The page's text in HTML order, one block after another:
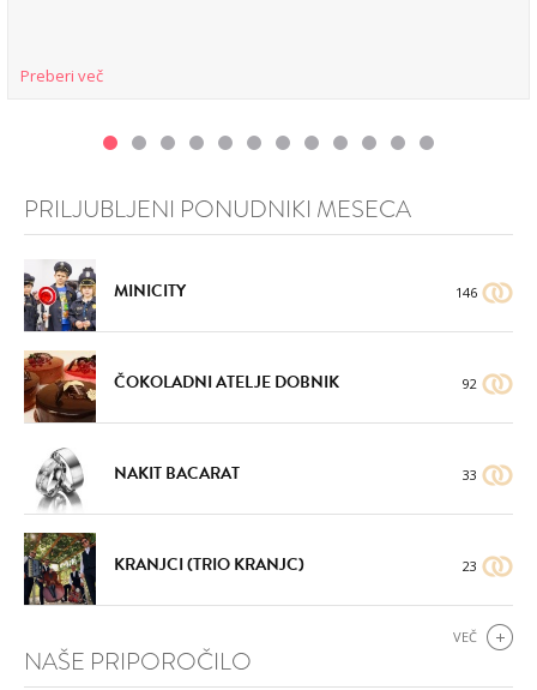
Preberi več
PRILJUBLJENI PONUDNIKI MESECA
MINICITY 146
ČOKOLADNI ATELJE DOBNIK 92
NAKIT BACARAT 33
KRANJCI (TRIO KRANJC) 23
VEČ
NAŠE PRIPOROČILO